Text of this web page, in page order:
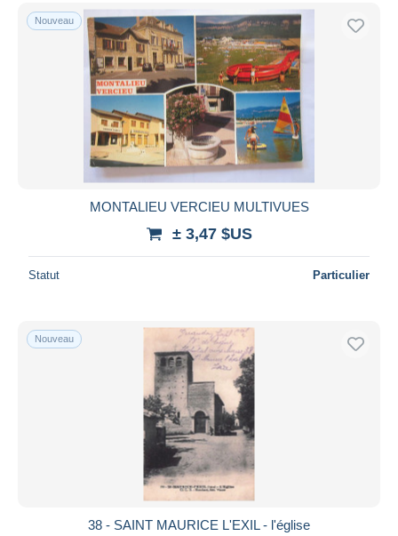
Nouveau
MONTALIEU VERCIEU MULTIVUES
± 3,47 $US
Statut Particulier
Nouveau
38 - SAINT MAURICE L'EXIL - l'église